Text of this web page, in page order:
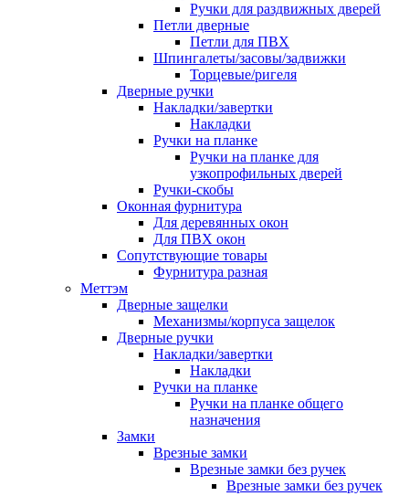
Ручки для раздвижных дверей
Петли дверные
Петли для ПВХ
Шпингалеты/засовы/задвижки
Торцевые/ригеля
Дверные ручки
Накладки/завертки
Накладки
Ручки на планке
Ручки на планке для
узкопрофильных дверей
Ручки-скобы
Оконная фурнитура
Для деревянных окон
Для ПВХ окон
Сопутствующие товары
Фурнитура разная
Меттэм
Дверные защелки
Механизмы/корпуса защелок
Дверные ручки
Накладки/завертки
Накладки
Ручки на планке
Ручки на планке общего
назначения
Замки
Врезные замки
Врезные замки без ручек
Врезные замки без ручек